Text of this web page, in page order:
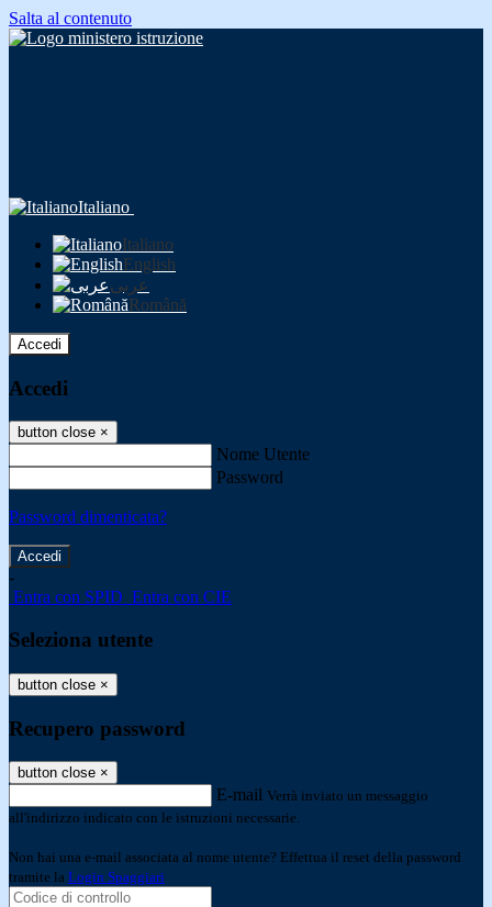
Salta al contenuto
Italiano
Italiano
English
عربى
Română
Accedi
Accedi
button close ×
Nome Utente
Password
Password dimenticata?
-
Entra con SPID Entra con CIE
Seleziona utente
button close ×
Recupero password
button close ×
E-mail Verrà inviato un messaggio
all'indirizzo indicato con le istruzioni necessarie.
Non hai una e-mail associata al nome utente? Effettua il reset della password
tramite la Login Spaggiari